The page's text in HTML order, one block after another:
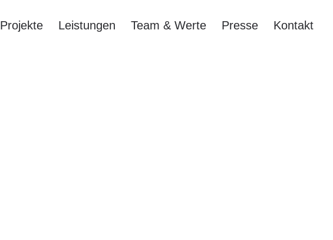
Projekte Leistungen Team & Werte Presse Kontakt